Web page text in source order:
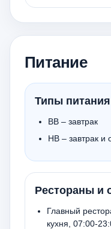
Питание
Типы питания
BB – завтрак
HB – завтрак
Рестораны и
Главный
кухня, 07:00-